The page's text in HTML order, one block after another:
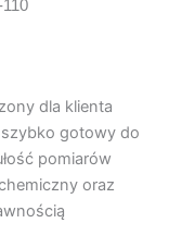
dla klienta
gotowy do
pomiarów
oraz